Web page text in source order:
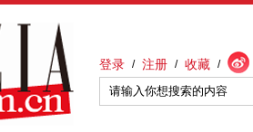
登录 / 注册 / 收藏 /